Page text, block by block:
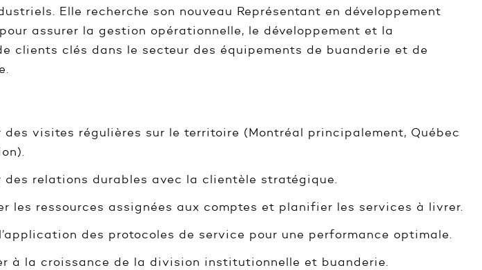
Elle recherche son nouveau Représentant en développement
assurer la gestion opérationnelle, le développement et la
clients clés dans le secteur des équipements de buanderie et de
des visites régulières sur le territoire (Montréal principalement, Québec
des relations durables avec la clientèle stratégique.
les ressources assignées aux comptes et planifier les services à livrer.
des protocoles de service pour une performance optimale.
à la croissance de la division institutionnelle et buanderie.